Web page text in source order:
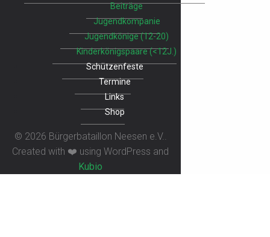
Beiträge
Jugendkompanie
Jugendkönige (12-20)
Kinderkönigspaare (<12J.)
Schützenfeste
Termine
Links
Shop
© 2026 Bürgerbataillon Neesen e.V..
Created with ❤️ using WordPress and
Kubio